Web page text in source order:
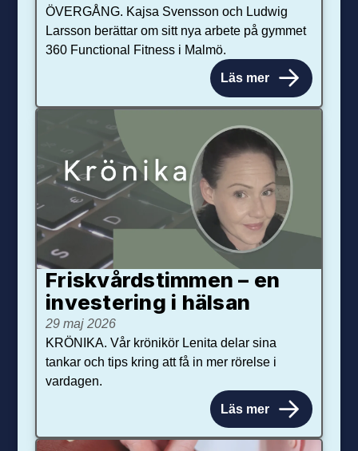
ÖVERGÅNG. Kajsa Svensson och Ludwig
Larsson berättar om sitt nya arbete på gymmet
360 Functional Fitness i Malmö.
Läs mer
Friskvårdstimmen – en
investering i hälsan
29 maj 2026
KRÖNIKA. Vår krönikör Lenita delar sina
tankar och tips kring att få in mer rörelse i
vardagen.
Läs mer